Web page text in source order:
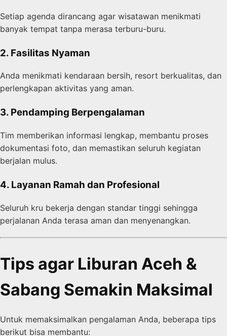
Setiap agenda dirancang agar wisatawan menikmati
banyak tempat tanpa merasa terburu-buru.
2. Fasilitas Nyaman
Anda menikmati kendaraan bersih, resort berkualitas, dan
perlengkapan aktivitas yang aman.
3. Pendamping Berpengalaman
Tim memberikan informasi lengkap, membantu proses
dokumentasi foto, dan memastikan seluruh kegiatan
berjalan mulus.
4. Layanan Ramah dan Profesional
Seluruh kru bekerja dengan standar tinggi sehingga
perjalanan Anda terasa aman dan menyenangkan.
Tips agar Liburan Aceh &
Sabang Semakin Maksimal
Untuk memaksimalkan pengalaman Anda, beberapa tips
berikut bisa membantu: